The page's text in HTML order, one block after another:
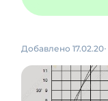
Добавлено 17.02.20